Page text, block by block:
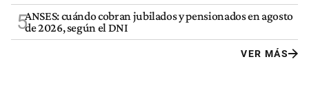
5ANSES: cuándo cobran jubilados y pensionados en agosto
de 2026, según el DNI
VER MÁS